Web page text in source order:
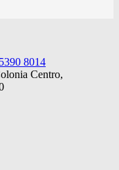
8014
Centro,